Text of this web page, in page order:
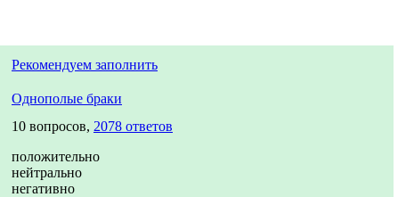
Рекомендуем заполнить
Однополые браки
10 вопросов, 2078 ответов
положительно
нейтрально
негативно